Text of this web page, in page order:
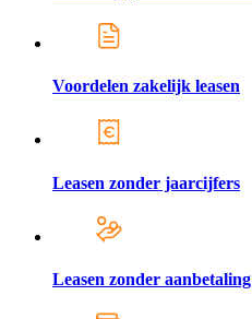
Voordelen zakelijk leasen
Leasen zonder jaarcijfers
Leasen zonder aanbetaling